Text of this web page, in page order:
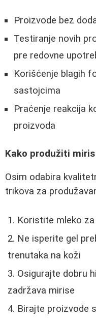
Proizvode bez
Testiranje novih
pre redovne
Korišćenje blagih
sastojcima
Praćenje reakcija
proizvoda
Kako produžiti
Osim odabira
trikova za
Koristite mleko
Ne isperite gel
trenutaka na koži
Osigurajte dobru
zadržava mirise
Birajte proizvode